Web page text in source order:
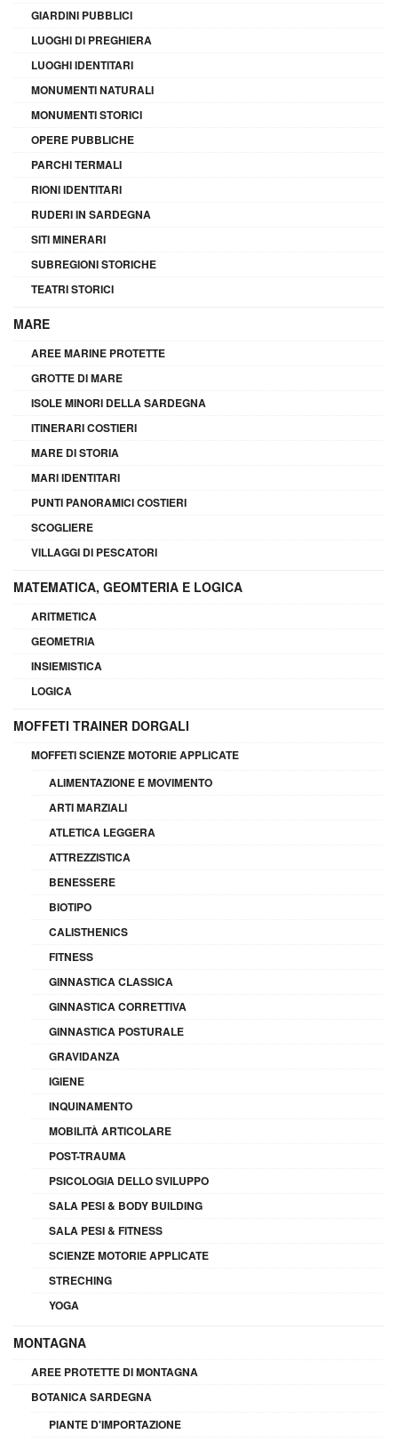
GIARDINI PUBBLICI
LUOGHI DI PREGHIERA
LUOGHI IDENTITARI
MONUMENTI NATURALI
MONUMENTI STORICI
OPERE PUBBLICHE
PARCHI TERMALI
RIONI IDENTITARI
RUDERI IN SARDEGNA
SITI MINERARI
SUBREGIONI STORICHE
TEATRI STORICI
MARE
AREE MARINE PROTETTE
GROTTE DI MARE
ISOLE MINORI DELLA SARDEGNA
ITINERARI COSTIERI
MARE DI STORIA
MARI IDENTITARI
PUNTI PANORAMICI COSTIERI
SCOGLIERE
VILLAGGI DI PESCATORI
MATEMATICA, GEOMTERIA E LOGICA
ARITMETICA
GEOMETRIA
INSIEMISTICA
LOGICA
MOFFETI TRAINER DORGALI
MOFFETI SCIENZE MOTORIE APPLICATE
ALIMENTAZIONE E MOVIMENTO
ARTI MARZIALI
ATLETICA LEGGERA
ATTREZZISTICA
BENESSERE
BIOTIPO
CALISTHENICS
FITNESS
GINNASTICA CLASSICA
GINNASTICA CORRETTIVA
GINNASTICA POSTURALE
GRAVIDANZA
IGIENE
INQUINAMENTO
MOBILITÀ ARTICOLARE
POST-TRAUMA
PSICOLOGIA DELLO SVILUPPO
SALA PESI & BODY BUILDING
SALA PESI & FITNESS
SCIENZE MOTORIE APPLICATE
STRECHING
YOGA
MONTAGNA
AREE PROTETTE DI MONTAGNA
BOTANICA SARDEGNA
PIANTE D'IMPORTAZIONE